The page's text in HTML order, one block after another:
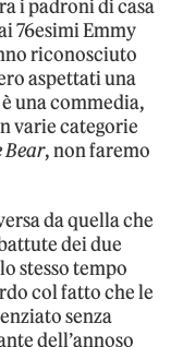
i padroni di casa
76esimi Emmy
riconosciuto
aspettati una
una commedia,
varie categorie
Bear, non faremo
da quella che
dei due
stesso tempo
col fatto che le
senza
dell’annoso